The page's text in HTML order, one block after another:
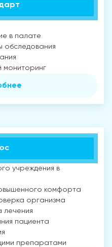
в палате
обследования
мониторинг
учреждения в
комфорта
организма
лечения
пациента
препаратами